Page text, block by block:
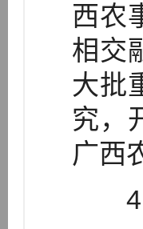
西农
相交
大批
究，
广西
4．